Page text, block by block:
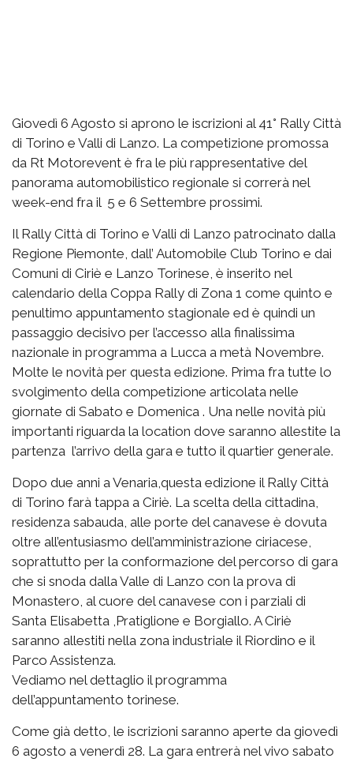
Giovedì 6 Agosto si aprono le iscrizioni al 41° Rally Città
di Torino e Valli di Lanzo. La competizione promossa
da Rt Motorevent è fra le più rappresentative del
panorama automobilistico regionale si correrà nel
week-end fra il 5 e 6 Settembre prossimi.
Il Rally Città di Torino e Valli di Lanzo patrocinato dalla
Regione Piemonte, dall’ Automobile Club Torino e dai
Comuni di Ciriè e Lanzo Torinese, è inserito nel
calendario della Coppa Rally di Zona 1 come quinto e
penultimo appuntamento stagionale ed è quindi un
passaggio decisivo per l’accesso alla finalissima
nazionale in programma a Lucca a metà Novembre.
Molte le novità per questa edizione. Prima fra tutte lo
svolgimento della competizione articolata nelle
giornate di Sabato e Domenica . Una nelle novità più
importanti riguarda la location dove saranno allestite la
partenza l’arrivo della gara e tutto il quartier generale.
Dopo due anni a Venaria,questa edizione il Rally Città
di Torino farà tappa a Ciriè. La scelta della cittadina,
residenza sabauda, alle porte del canavese è dovuta
oltre all’entusiasmo dell’amministrazione ciriacese,
soprattutto per la conformazione del percorso di gara
che si snoda dalla Valle di Lanzo con la prova di
Monastero, al cuore del canavese con i parziali di
Santa Elisabetta ,Pratiglione e Borgiallo. A Ciriè
saranno allestiti nella zona industriale il Riordino e il
Parco Assistenza.
Vediamo nel dettaglio il programma
dell’appuntamento torinese.
Come già detto, le iscrizioni saranno aperte da giovedì
6 agosto a venerdì 28. La gara entrerà nel vivo sabato